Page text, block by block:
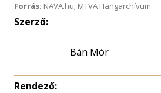
Forrás: NAVA.hu; MTVA Hangarchívum
Szerző:
Bán Mór
Rendező: